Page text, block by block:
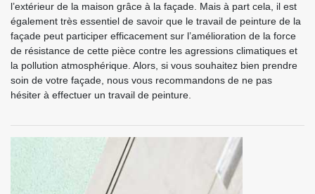
l’extérieur de la maison grâce à la façade. Mais à part cela, il est
également très essentiel de savoir que le travail de peinture de la
façade peut participer efficacement sur l’amélioration de la force
de résistance de cette pièce contre les agressions climatiques et
la pollution atmosphérique. Alors, si vous souhaitez bien prendre
soin de votre façade, nous vous recommandons de ne pas
hésiter à effectuer un travail de peinture.